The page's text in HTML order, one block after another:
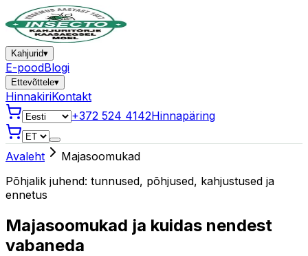
Kahjurid▾
E-poodBlogi
Ettevõttele▾
HinnakiriKontakt
+372 524 4142Hinnapäring
Avaleht
Majasoomukad
Põhjalik juhend: tunnused, põhjused, kahjustused ja
ennetus
Majasoomukad ja kuidas nendest
vabaneda